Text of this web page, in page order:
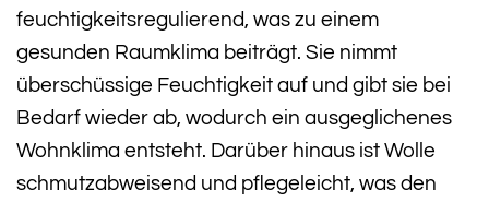
feuchtigkeitsregulierend, was zu einem
gesunden Raumklima beiträgt. Sie nimmt
überschüssige Feuchtigkeit auf und gibt sie bei
Bedarf wieder ab, wodurch ein ausgeglichenes
Wohnklima entsteht. Darüber hinaus ist Wolle
schmutzabweisend und pflegeleicht, was den